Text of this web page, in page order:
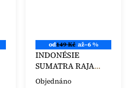
od149 Kč až–6 %
INDONÉSIE
SUMATRA RAJA
TOBA
Průměrné
Objednáno